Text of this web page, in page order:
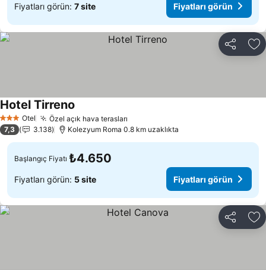
Fiyatları görün: 7 site Fiyatları görün
Paylaş
3 YıldızOtel Özel açık hava terasları
Hotel Tirreno
7,3 3.138 Kolezyum Roma 0.8 km uzaklıkta
Başlangıç Fiyatı ₺4.650
Fiyatları görün: 5 site Fiyatları görün
Paylaş